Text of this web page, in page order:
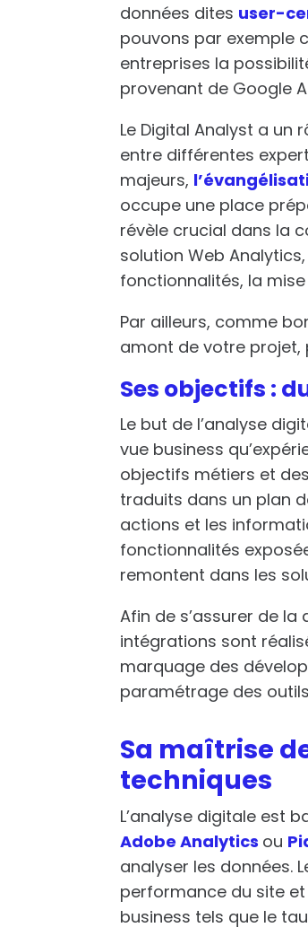
données dites user-
pouvons par exemple
entreprises la
provenant de Google
Le Digital Analyst a un
entre différentes
majeurs,
occupe une place
révèle crucial dans la
solution Web
fonctionnalités, la
Par ailleurs, comme
amont de votre projet,
Ses objectifs :
Le but de l’analyse
vue business
objectifs métiers et
traduits dans un plan
actions et les
fonctionnalités
remontent dans les
Afin de s’assurer de
intégrations sont
marquage des
paramétrage des
Sa maîtrise
techniques
L’analyse digitale est
Adobe Analytics ou
analyser les données.
performance du site
business tels que le